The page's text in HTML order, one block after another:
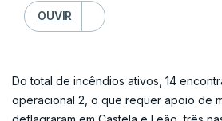
OUVIR
Do total de incêndios ativos, 14
operacional 2, o que requer apoio de